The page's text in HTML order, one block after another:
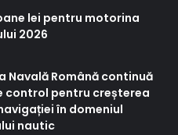
lei pentru motorina
2026
Navală Română continuă
control pentru creșterea
în domeniul
nautic